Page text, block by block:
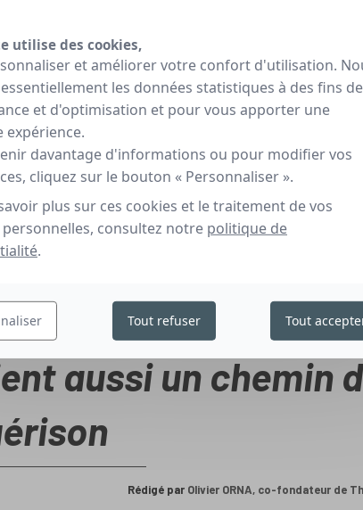
aussi un chemin
Rédigé par Olivier ORNA, co-fondateur de
utilise des cookies,
et améliorer votre confort d'utilisation.
les données statistiques à des fins de
et d'optimisation et pour vous apporter une
expérience.
davantage d'informations ou pour modifier vos
cliquez sur le bouton « Personnaliser ».
plus sur ces cookies et le traitement de vos
consultez notre politique de
.
Tout refuser Tout